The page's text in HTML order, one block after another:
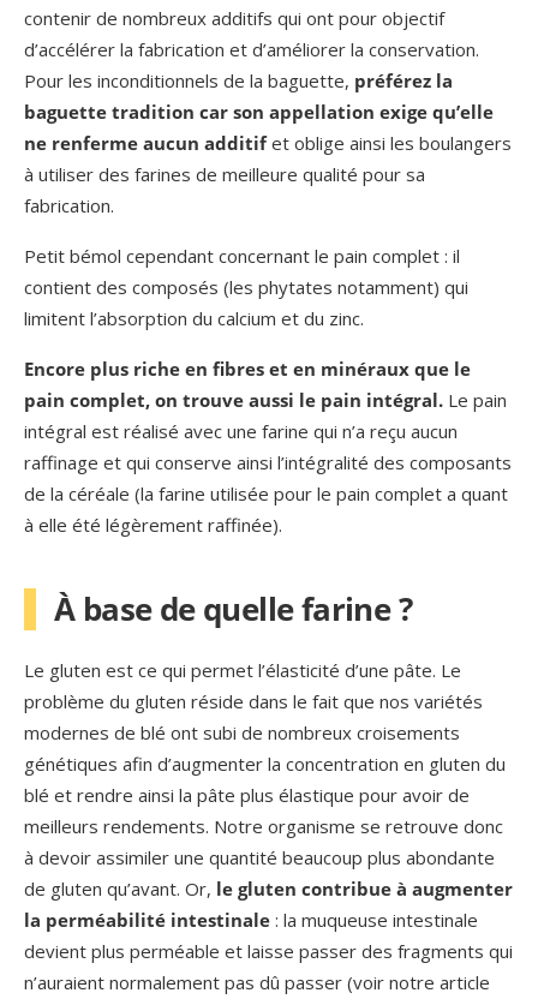
contenir de nombreux additifs qui ont pour objectif
d’accélérer la fabrication et d’améliorer la conservation.
Pour les inconditionnels de la baguette, préférez la
baguette tradition car son appellation exige qu’elle
ne renferme aucun additifet oblige ainsi les boulangers
à utiliser des farines de meilleure qualité pour sa
fabrication.
Petit bémol cependant concernant le pain complet : il
contient des composés (les phytates notamment) qui
limitent l’absorption du calcium et du zinc.
Encore plus riche en fibres et en minéraux que le
pain complet, on trouve aussi le pain intégral. Le pain
intégral est réalisé avec une farine qui n’a reçu aucun
raffinage et qui conserve ainsi l’intégralité des composants
de la céréale (la farine utilisée pour le pain complet a quant
à elle été légèrement raffinée).
À base de quelle farine ?
Le gluten est ce qui permet l’élasticité d’une pâte. Le
problème du gluten réside dans le fait que nos variétés
modernes de blé ont subi de nombreux croisements
génétiques afin d’augmenter la concentration en gluten du
blé et rendre ainsi la pâte plus élastique pour avoir de
meilleurs rendements. Notre organisme se retrouve donc
à devoir assimiler une quantité beaucoup plus abondante
de gluten qu’avant. Or, le gluten contribue à augmenter
la perméabilité intestinale : la muqueuse intestinale
devient plus perméable et laisse passer des fragments qui
n’auraient normalement pas dû passer (voir notre article